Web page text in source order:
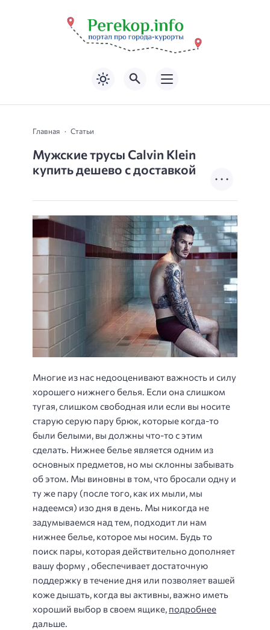
Главная Статьи
Мужские трусы Calvin Klein
купить дешево с доставкой
Многие из нас недооценивают важность и силу
хорошего нижнего белья. Если она слишком
тугая, слишком свободная или если вы носите
старую серую пару брюк, которые когда-то
были белыми, вы должны что-то с этим
сделать. Нижнее белье является одним из
основных предметов, но мы склонны забывать
об этом. Мы виновны в том, что бросали одну и
ту же пару (после того, как их мыли, мы
надеемся) изо дня в день. Мы никогда не
задумываемся над тем, подходит ли нам
нижнее белье, которое мы носим. Будь то
поиск пары, которая действительно дополняет
вашу форму , обеспечивает достаточную
поддержку в течение дня или позволяет вашей
коже дышать, когда вы активны, важно иметь
хороший выбор в своем ящике, подробнее
дальше.